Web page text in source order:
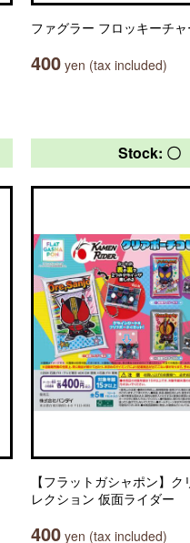
ファグラー フロッキーチャ
400 yen (tax included)
Stock: 〇
【フラットガシャポン】ク
レクション 仮面ライダー
400 yen (tax included)